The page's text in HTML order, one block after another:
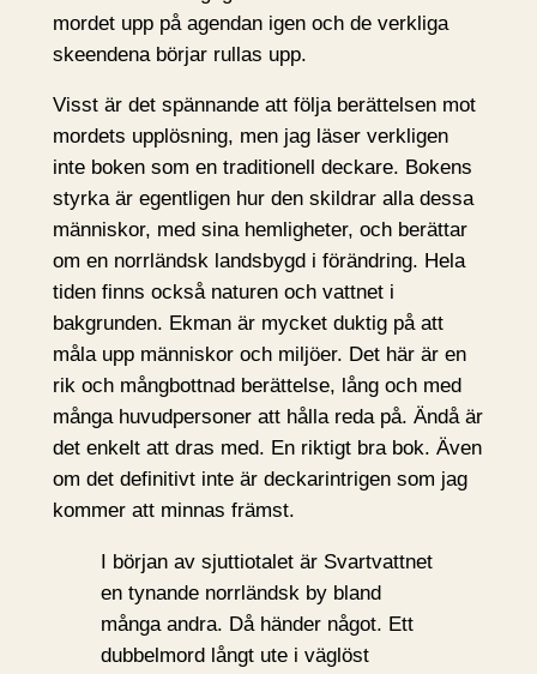
mordet upp på agendan igen och de verkliga
skeendena börjar rullas upp.
Visst är det spännande att följa berättelsen mot
mordets upplösning, men jag läser verkligen
inte boken som en traditionell deckare. Bokens
styrka är egentligen hur den skildrar alla dessa
människor, med sina hemligheter, och berättar
om en norrländsk landsbygd i förändring. Hela
tiden finns också naturen och vattnet i
bakgrunden. Ekman är mycket duktig på att
måla upp människor och miljöer. Det här är en
rik och mångbottnad berättelse, lång och med
många huvudpersoner att hålla reda på. Ändå är
det enkelt att dras med. En riktigt bra bok. Även
om det definitivt inte är deckarintrigen som jag
kommer att minnas främst.
I början av sjuttiotalet är Svartvattnet
en tynande norrländsk by bland
många andra. Då händer något. Ett
dubbelmord långt ute i väglöst